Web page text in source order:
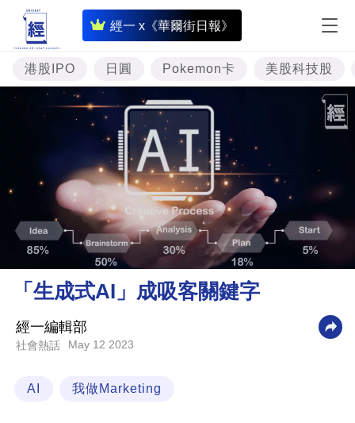
經一 x《華爾街日報》
即
時
財
經
專
題
投
資
樓
市
理
財
業
港股IPO 日圓 Pokemon卡 美股科技股
「生成式AI」成吸客關鍵字
經一編輯部
社會熱話 May 12 2023
AI 我做Marketing